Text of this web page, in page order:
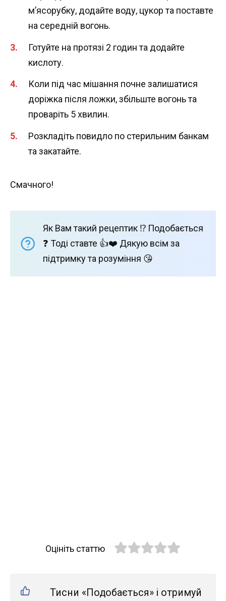
м’ясорубку, додайте воду, цукор та поставте
на середній вогонь.
Готуйте на протязі 2 годин та додайте
кислоту.
Коли під час мішання почне залишатися
доріжка після ложки, збільште вогонь та
проваріть 5 хвилин.
Розкладіть повидло по стерильним банкам
та закатайте.
Смачного!
Як Вам такий рецептик ⁉️ Подобається
❓ Тоді ставте 👍❤️ Дякую всім за
підтримку та розуміння 😘
Оцініть статтю
Тисни «Подобається» і отримуй